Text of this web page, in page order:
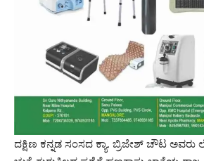
ದಕ್ಷಿಣ ಕನ್ನಡ ಸಂಸದ ಕ್ಯಾ. ಬ್ರಿಜೇಶ್‌ ಚೌಟ